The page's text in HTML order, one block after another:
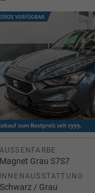
AUSSENFARBE
Magnet Grau S7S7
INNENAUSSTATTUNG
Schwarz / Grau